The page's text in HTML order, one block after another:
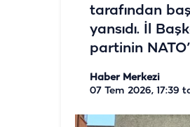
tarafından
yansıdı. İl
partinin
Haber Merkezi
07 Tem 2026, 17:39